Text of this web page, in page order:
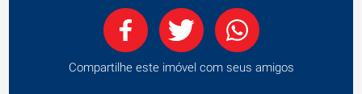
Compartilhe este imóvel com seus amigos